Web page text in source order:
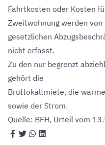
Fahrtkosten oder Kosten
Zweitwohnung werden von
gesetzlichen
nicht erfasst.
Zu den nur begrenzt
gehört die
Bruttokaltmiete, die
sowie der Strom.
Quelle: BFH, Urteil vom